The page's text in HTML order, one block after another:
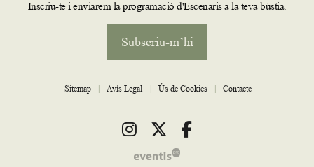
Inscriu-te i enviarem la programació d'Escenaris a la teva bústia.
Subscriu-m’hi
Sitemap | Avís Legal | Ús de Cookies | Contacte
Link a instagram
Link a twitter
Link a facebook